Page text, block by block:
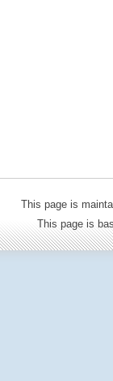
This page is
This page is